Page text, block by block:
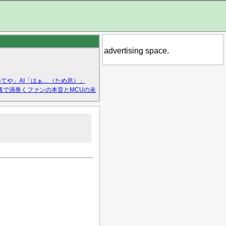
や」AI「はぁ…（ため息）」
で渦巻くファンの本音とMCUの未
advertising space.